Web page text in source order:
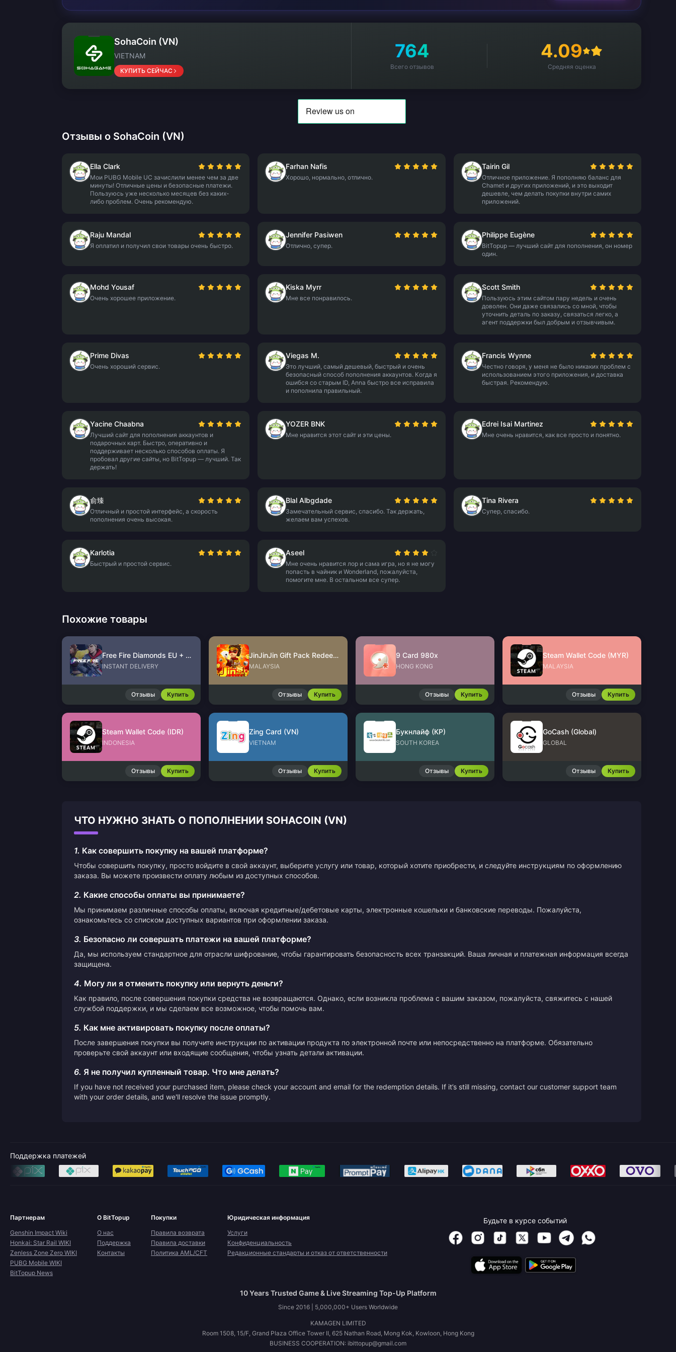
SohaCoin (VN)
VIETNAM
КУПИТЬ СЕЙЧАС
764
Всего отзывов
4.09
Средняя оценка
Отзывы о SohaCoin (VN)
Ella Clark
Мои PUBG Mobile UC зачислили менее чем за две
минуты! Отличные цены и безопасные платежи.
Пользуюсь уже несколько месяцев без каких-
либо проблем. Очень рекомендую.
Farhan Nafis
Хорошо, нормально, отлично.
Tairin Gil
Отличное приложение. Я пополняю баланс для
Chamet и других приложений, и это выходит
дешевле, чем делать покупки внутри самих
приложений.
Raju Mandal
Я оплатил и получил свои товары очень быстро.
Jennifer Pasiwen
Отлично, супер.
Philippe Eugène
BitTopup — лучший сайт для пополнения, он номер
один.
Mohd Yousaf
Очень хорошее приложение.
Kiska Myrr
Мне все понравилось.
Scott Smith
Пользуюсь этим сайтом пару недель и очень
доволен. Они даже связались со мной, чтобы
уточнить деталь по заказу, связаться легко, а
агент поддержки был добрым и отзывчивым.
Prime Divas
Очень хороший сервис.
Viegas M.
Это лучший, самый дешевый, быстрый и очень
безопасный способ пополнения аккаунтов. Когда я
ошибся со старым ID, Anna быстро все исправила
и пополнила правильный.
Francis Wynne
Честно говоря, у меня не было никаких проблем с
использованием этого приложения, и доставка
быстрая. Рекомендую.
Yacine Chaabna
Лучший сайт для пополнения аккаунтов и
подарочных карт. Быстро, оперативно и
поддерживает несколько способов оплаты. Я
пробовал другие сайты, но BitTopup — лучший. Так
держать!
YOZER BNK
Мне нравится этот сайт и эти цены.
Edrei Isai Martinez
Мне очень нравится, как все просто и понятно.
俞臻
Отличный и простой интерфейс, а скорость
пополнения очень высокая.
Blal Albgdade
Замечательный сервис, спасибо. Так держать,
желаем вам успехов.
Tina Rivera
Супер, спасибо.
Karlotia
Быстрый и простой сервис.
Aseel
Мне очень нравится лор и сама игра, но я не могу
попасть в чайник и Wonderland, пожалуйста,
помогите мне. В остальном все супер.
Похожие товары
Free Fire Diamonds EU + TR
INSTANT DELIVERY
Отзывы Купить
JinJinJin Gift Pack Redeem Code
MALAYSIA
Отзывы Купить
9 Card 980x
HONG KONG
Отзывы Купить
Steam Wallet Code (MYR)
MALAYSIA
Отзывы Купить
Steam Wallet Code (IDR)
INDONESIA
Отзывы Купить
Zing Card (VN)
VIETNAM
Отзывы Купить
Букнлайф (КР)
SOUTH KOREA
Отзывы Купить
GoCash (Global)
GLOBAL
Отзывы Купить
ЧТО НУЖНО ЗНАТЬ О ПОПОЛНЕНИИ SOHACOIN (VN)
1. Как совершить покупку на вашей платформе?
Чтобы совершить покупку, просто войдите в свой аккаунт, выберите услугу или товар, который хотите приобрести, и следуйте инструкциям по оформлению
заказа. Вы можете произвести оплату любым из доступных способов.
2. Какие способы оплаты вы принимаете?
Мы принимаем различные способы оплаты, включая кредитные/дебетовые карты, электронные кошельки и банковские переводы. Пожалуйста,
ознакомьтесь со списком доступных вариантов при оформлении заказа.
3. Безопасно ли совершать платежи на вашей платформе?
Да, мы используем стандартное для отрасли шифрование, чтобы гарантировать безопасность всех транзакций. Ваша личная и платежная информация всегда
защищена.
4. Могу ли я отменить покупку или вернуть деньги?
Как правило, после совершения покупки средства не возвращаются. Однако, если возникла проблема с вашим заказом, пожалуйста, свяжитесь с нашей
службой поддержки, и мы сделаем все возможное, чтобы помочь вам.
5. Как мне активировать покупку после оплаты?
После завершения покупки вы получите инструкции по активации продукта по электронной почте или непосредственно на платформе. Обязательно
проверьте свой аккаунт или входящие сообщения, чтобы узнать детали активации.
6. Я не получил купленный товар. Что мне делать?
If you have not received your purchased item, please check your account and email for the redemption details. If it’s still missing, contact our customer support team
with your order details, and we'll resolve the issue promptly.
Поддержка платежей
Партнерам
Genshin Impact Wiki
Honkai: Star Rail WIKI
Zenless Zone Zero WIKI
PUBG Mobile WIKI
BitTopup News
О BitTopup
О нас
Поддержка
Контакты
Покупки
Правила возврата
Правила доставки
Политика AML/CFT
Юридическая информация
Услуги
Конфиденциальность
Редакционные стандарты и отказ от ответственности
Будьте в курсе событий
10 Years Trusted Game & Live Streaming Top-Up Platform
Since 2016 | 5,000,000+ Users Worldwide
KAMAGEN LIMITED
Room 1508, 15/F, Grand Plaza Office Tower II, 625 Nathan Road, Mong Kok, Kowloon, Hong Kong
BUSINESS COOPERATION: ibittopup@gmail.com